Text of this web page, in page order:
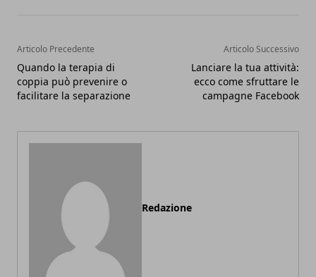
Articolo Precedente
Quando la terapia di
coppia può prevenire o
facilitare la separazione
Articolo Successivo
Lanciare la tua attività:
ecco come sfruttare le
campagne Facebook
Redazione